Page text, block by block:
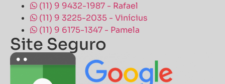
(11) 9 9432-1987 - Rafael
(11) 9 3225-2035 - Vinícius
(11) 9 6175-1347 - Pamela
Site Seguro